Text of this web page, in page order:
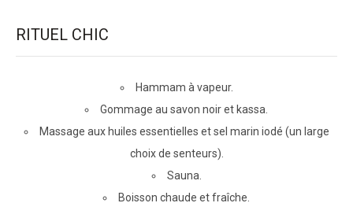
RITUEL CHIC
Hammam à vapeur.
Gommage au savon noir et kassa.
Massage aux huiles essentielles et sel marin iodé (un large
choix de senteurs).
Sauna.
Boisson chaude et fraîche.